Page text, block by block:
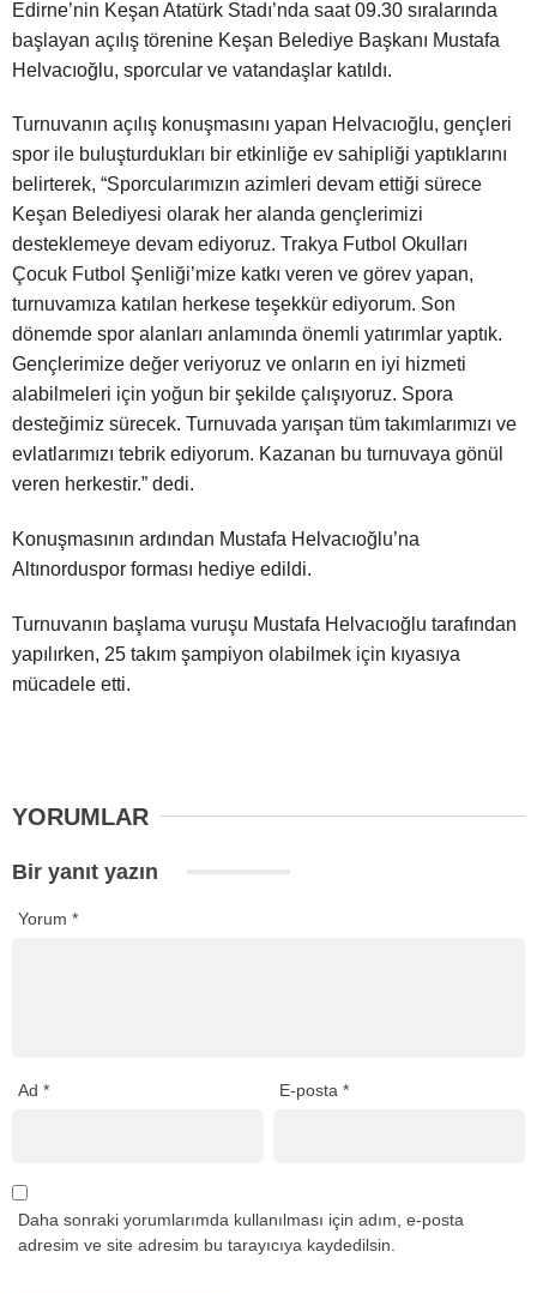
Edirne’nin Keşan Atatürk Stadı’nda saat 09.30 sıralarında
başlayan açılış törenine Keşan Belediye Başkanı Mustafa
Helvacıoğlu, sporcular ve vatandaşlar katıldı.
Turnuvanın açılış konuşmasını yapan Helvacıoğlu, gençleri
spor ile buluşturdukları bir etkinliğe ev sahipliği yaptıklarını
belirterek, “Sporcularımızın azimleri devam ettiği sürece
Keşan Belediyesi olarak her alanda gençlerimizi
desteklemeye devam ediyoruz. Trakya Futbol Okulları
Çocuk Futbol Şenliği’mize katkı veren ve görev yapan,
turnuvamıza katılan herkese teşekkür ediyorum. Son
dönemde spor alanları anlamında önemli yatırımlar yaptık.
Gençlerimize değer veriyoruz ve onların en iyi hizmeti
alabilmeleri için yoğun bir şekilde çalışıyoruz. Spora
desteğimiz sürecek. Turnuvada yarışan tüm takımlarımızı ve
evlatlarımızı tebrik ediyorum. Kazanan bu turnuvaya gönül
veren herkestir.” dedi.
Konuşmasının ardından Mustafa Helvacıoğlu’na
Altınorduspor forması hediye edildi.
Turnuvanın başlama vuruşu Mustafa Helvacıoğlu tarafından
yapılırken, 25 takım şampiyon olabilmek için kıyasıya
mücadele etti.
YORUMLAR
Bir yanıt yazın
Yorum *
Ad * E-posta*
Daha sonraki yorumlarımda kullanılması için adım, e-posta
adresim ve site adresim bu tarayıcıya kaydedilsin.